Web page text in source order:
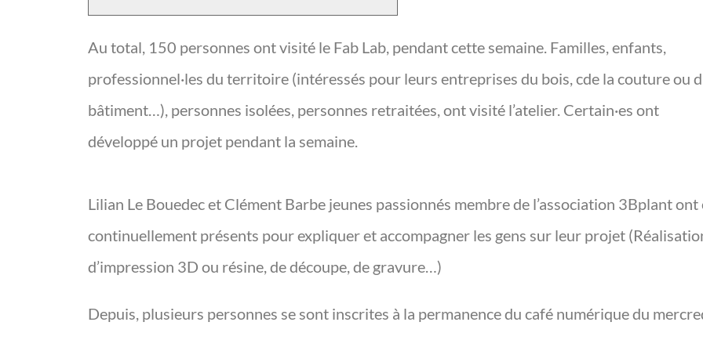
Au total, 150 personnes ont visité le Fab Lab, pendant cette semaine. Familles, enfants,
professionnel·les du territoire (intéressés pour leurs entreprises du bois, cde la couture ou
bâtiment…), personnes isolées, personnes retraitées, ont visité l’atelier. Certain·es ont
développé un projet pendant la semaine.
Lilian Le Bouedec et Clément Barbe jeunes passionnés membre de l’association 3Bplant ont
continuellement présents pour expliquer et accompagner les gens sur leur projet
d’impression 3D ou résine, de découpe, de gravure…)
Depuis, plusieurs personnes se sont inscrites à la permanence du café numérique du